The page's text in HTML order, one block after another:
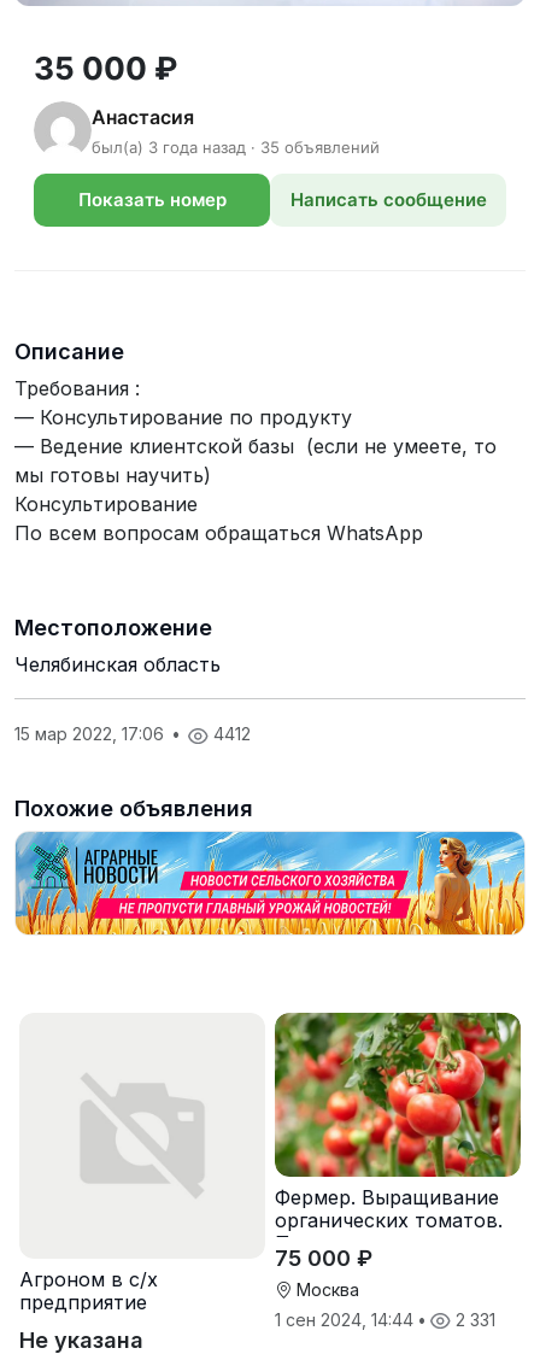
35 000 ₽
Анастасия
был(а) 3 года назад · 35 объявлений
Показать номер Написать сообщение
Описание
Требования :
— Консультирование по продукту
— Ведение клиентской базы (если не умеете, то
мы готовы научить)
Консультирование
По всем вопросам обращаться WhatsApp
Местоположение
Челябинская область
15 мар 2022, 17:06 • 4412
Похожие объявления
Агроном в с/х
предприятие
Не указана
Фермер. Выращивание
органических томатов.
Предоставляем жилье.
75 000 ₽
Москва
1 сен 2024, 14:44 • 2 331